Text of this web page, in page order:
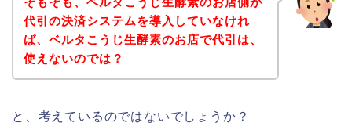
代引の決済システムを導入していなけれ
ば、ベルタこうじ生酵素のお店で代引は、
使えないのでは？
と、考えているのではないでしょうか？